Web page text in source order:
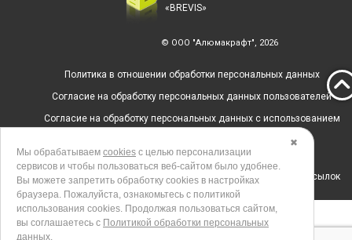
«BREVIS»
© ООО "Алюмакрафт", 2026
Политика в отношении обработки персональных данных
Согласие на обработку персональных данных пользователей
Согласие на обработку персональных данных с использованием
Политика использования cookies
Согласие на получение рекламных и информационных рассылок
✖
Мы обрабатываем cookies с целью персонализации
сервисов и чтобы пользоваться веб-сайтом было удобнее.
Вы можете запретить обработку сookies в настройках
браузера. Пожалуйста, ознакомьтесь с политикой
использования cookies. Продолжая пользоваться сайтом,
вы соглашаетесь с Политикой обработки персональных
данных.